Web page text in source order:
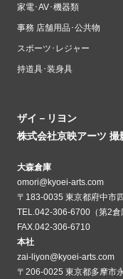
家電･AV･機器類
事務 店舗用品･公共物
スポーツ･レジャー
持道具･装身具
ザイ－リヨン
株式会社京映アーツ 撮
大森倉庫
omori@kyoei-arts.com
〒183-0035 東京都府中市
TEL.042-306-6700（第2
FAX.042-306-6710
本社
zai-liyon@kyoei-arts.com
〒206-0025 東京都多摩市